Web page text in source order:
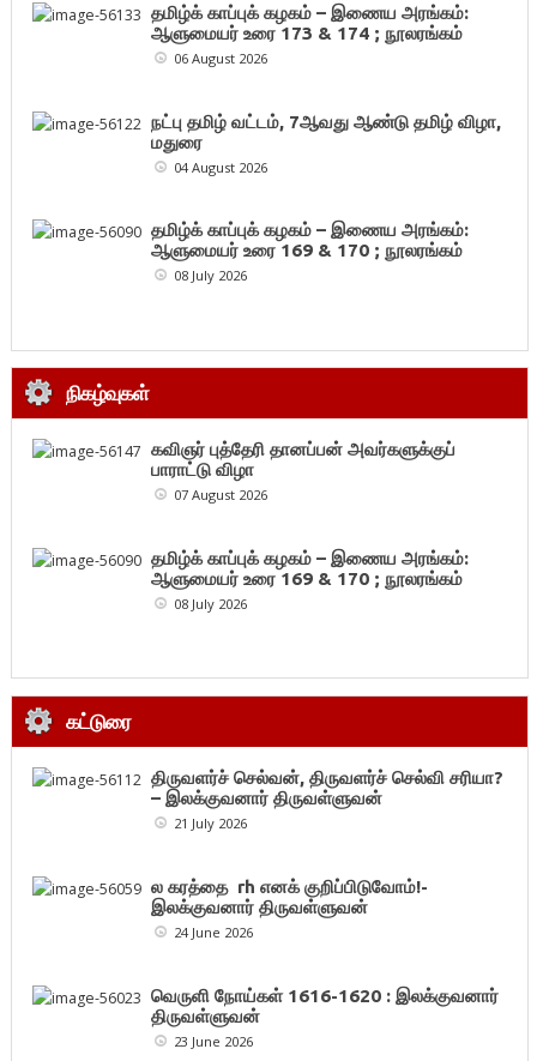
தமிழ்க் காப்புக் கழகம் – இணைய அரங்கம்:
ஆளுமையர் உரை 173 & 174 ; நூலரங்கம்
06 August 2026
நட்பு தமிழ் வட்டம், 7ஆவது ஆண்டு தமிழ் விழா,
மதுரை
04 August 2026
தமிழ்க் காப்புக் கழகம் – இணைய அரங்கம்:
ஆளுமையர் உரை 169 & 170 ; நூலரங்கம்
08 July 2026
நிகழ்வுகள்
கவிஞர் புத்தேரி தானப்பன் அவர்களுக்குப்
பாராட்டு விழா
07 August 2026
தமிழ்க் காப்புக் கழகம் – இணைய அரங்கம்:
ஆளுமையர் உரை 169 & 170 ; நூலரங்கம்
08 July 2026
கட்டுரை
திருவளர்ச் செல்வன், திருவளர்ச் செல்வி சரியா?
– இலக்குவனார் திருவள்ளுவன்
21 July 2026
ல கரத்தை rh எனக் குறிப்பிடுவோம்!-
இலக்குவனார் திருவள்ளுவன்
24 June 2026
வெருளி நோய்கள் 1616-1620 : இலக்குவனார்
திருவள்ளுவன்
23 June 2026